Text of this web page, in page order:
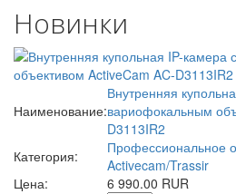
Новинки
Наименование:
Внутренняя
вариофокальным
D3113IR2
Категория:
Профессиональное
Activecam/Trassir
Цена:
6 990.00 RUR